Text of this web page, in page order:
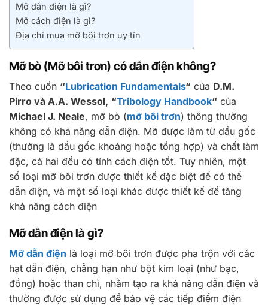
Mỡ dẫn điện là gì?
Mỡ cách điện là gì?
Địa chỉ mua mỡ bôi trơn uy tín
Mỡ bò (Mỡ bôi trơn) có dẫn điện không?
Theo cuốn “Lubrication Fundamentals“ của D.M.
Pirro và A.A. Wessol, “Tribology Handbook“ của
Michael J. Neale, mỡ bò (mỡ bôi trơn) thông thường
không có khả năng dẫn điện. Mỡ được làm từ dầu gốc
(thường là dầu gốc khoáng hoặc tổng hợp) và chất làm
đặc, cả hai đều có tính cách điện tốt. Tuy nhiên, một
số loại mỡ bôi trơn được thiết kế đặc biệt để có thể
dẫn điện, và một số loại khác được thiết kế để tăng
khả năng cách điện
Mỡ dẫn điện là gì?
Mỡ dẫn điện là loại mỡ bôi trơn được pha trộn với các
hạt dẫn điện, chẳng hạn như bột kim loại (như bạc,
đồng) hoặc than chì, nhằm tạo ra khả năng dẫn điện và
thường được sử dụng để bảo vệ các tiếp điểm điện